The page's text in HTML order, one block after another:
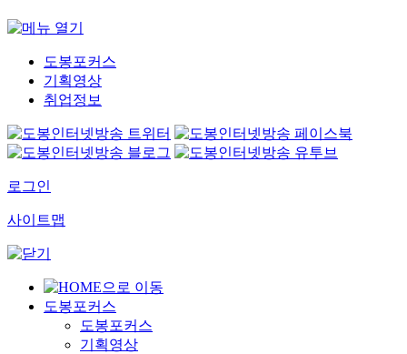
도봉포커스
기획영상
취업정보
로그인
사이트맵
도봉포커스
도봉포커스
기획영상